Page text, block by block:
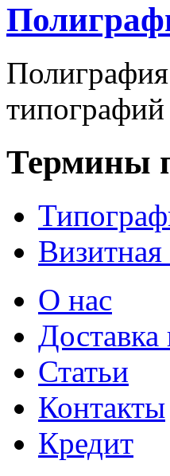
Термины
Визитная
О нас
Доставка
Статьи
Контакты
Кредит